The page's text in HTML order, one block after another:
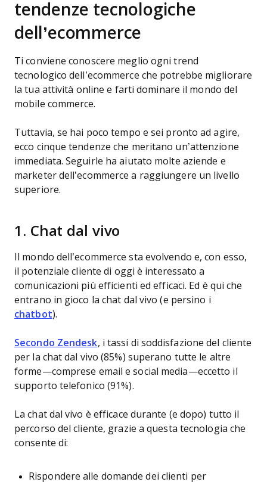
tendenze tecnologiche
dell’ecommerce
Ti conviene conoscere meglio ogni trend
tecnologico dell’ecommerce che potrebbe migliorare
la tua attività online e farti dominare il mondo del
mobile commerce.
Tuttavia, se hai poco tempo e sei pronto ad agire,
ecco cinque tendenze che meritano un’attenzione
immediata. Seguirle ha aiutato molte aziende e
marketer dell’ecommerce a raggiungere un livello
superiore.
1. Chat dal vivo
Il mondo dell’ecommerce sta evolvendo e, con esso,
il potenziale cliente di oggi è interessato a
comunicazioni più efficienti ed efficaci. Ed è qui che
entrano in gioco la chat dal vivo (e persino i
chatbot).
Secondo Zendesk, i tassi di soddisfazione del cliente
per la chat dal vivo (85%) superano tutte le altre
forme—comprese email e social media—eccetto il
supporto telefonico (91%).
La chat dal vivo è efficace durante (e dopo) tutto il
percorso del cliente, grazie a questa tecnologia che
consente di:
Rispondere alle domande dei clienti per